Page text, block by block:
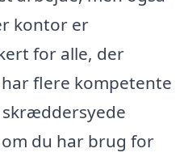
kontor er
for alle, der
flere kompetente
du har brug for